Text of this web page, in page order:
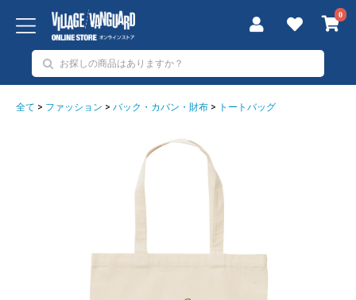
0
全て > ファッション > バック・カバン・財布 > トートバッグ